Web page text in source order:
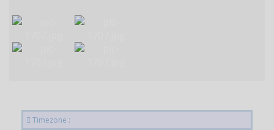
Timezone :